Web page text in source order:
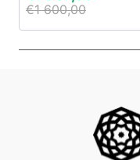
€1 600,00